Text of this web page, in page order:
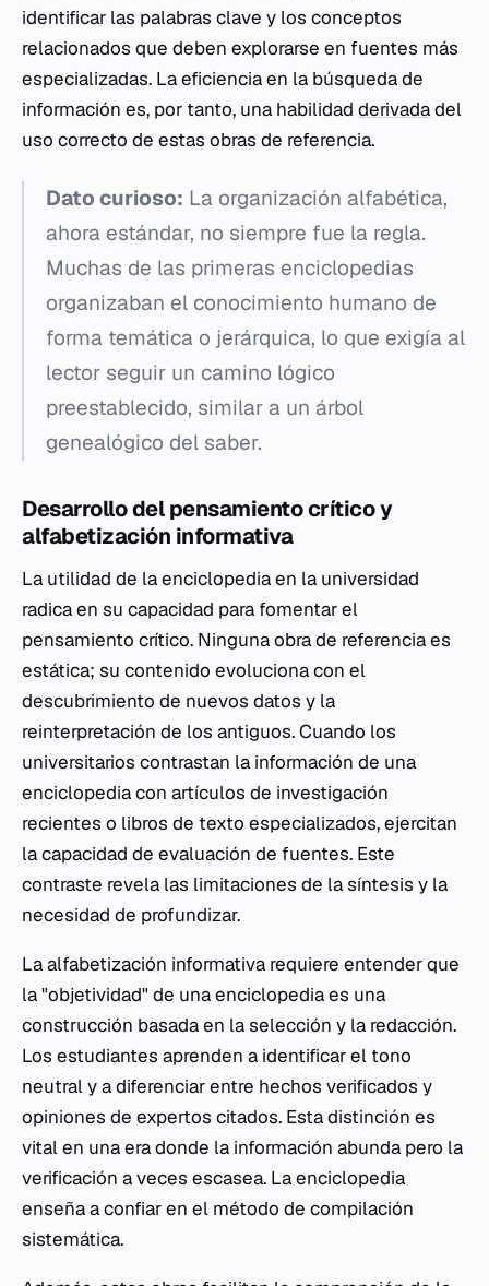
identificar las palabras clave y los conceptos
relacionados que deben explorarse en fuentes más
especializadas. La eficiencia en la búsqueda de
información es, por tanto, una habilidad derivadadel
uso correcto de estas obras de referencia.
Dato curioso: La organización alfabética,
ahora estándar, no siempre fue la regla.
Muchas de las primeras enciclopedias
organizaban el conocimiento humano de
forma temática o jerárquica, lo que exigía al
lector seguir un camino lógico
preestablecido, similar a un árbol
genealógico del saber.
Desarrollo del pensamiento crítico y
alfabetización informativa
La utilidad de la enciclopedia en la universidad
radica en su capacidad para fomentar el
pensamiento crítico. Ninguna obra de referencia es
estática; su contenido evoluciona con el
descubrimiento de nuevos datos y la
reinterpretación de los antiguos. Cuando los
universitarios contrastan la información de una
enciclopedia con artículos de investigación
recientes o libros de texto especializados, ejercitan
la capacidad de evaluación de fuentes. Este
contraste revela las limitaciones de la síntesis y la
necesidad de profundizar.
La alfabetización informativa requiere entender que
la "objetividad" de una enciclopedia es una
construcción basada en la selección y la redacción.
Los estudiantes aprenden a identificar el tono
neutral y a diferenciar entre hechos verificados y
opiniones de expertos citados. Esta distinción es
vital en una era donde la información abunda pero la
verificación a veces escasea. La enciclopedia
enseña a confiar en el método de compilación
sistemática.